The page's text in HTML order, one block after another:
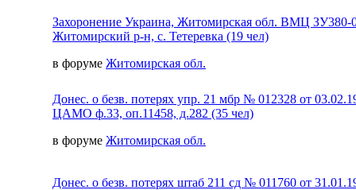
Захоронение Украина, Житомирская обл. ВМЦ ЗУ380-
Житомирский р-н, с. Тетеревка (19 чел)
в форуме Житомирская обл.
Донес. о безв. потерях упр. 21 мбр № 012328 от
ЦАМО ф.33, оп.11458, д.282 (35 чел)
в форуме Житомирская обл.
Донес. о безв. потерях штаб 211 сд № 011760 от